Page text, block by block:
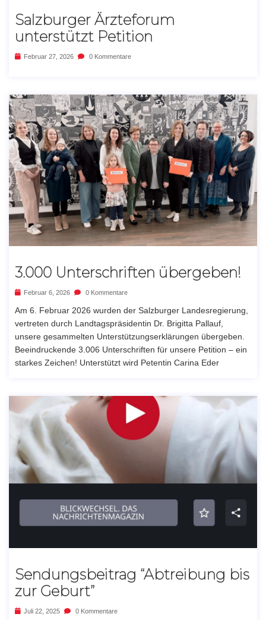
Salzburger Ärzteforum
unterstützt Petition
Februar 27, 2026 0 Kommentare
3.000 Unterschriften übergeben!
Februar 6, 2026 0 Kommentare
Am 6. Februar 2026 wurden der Salzburger Landesregierung,
vertreten durch Landtagspräsidentin Dr. Brigitta Pallauf,
unsere gesammelten Unterstützungserklärungen übergeben.
Beeindruckende 3.006 Unterschriften für unsere Petition – ein
starkes Zeichen! Unterstützt wird Petentin Carina Eder
Sendungsbeitrag “Abtreibung bis
zur Geburt”
Juli 22, 2025 0 Kommentare